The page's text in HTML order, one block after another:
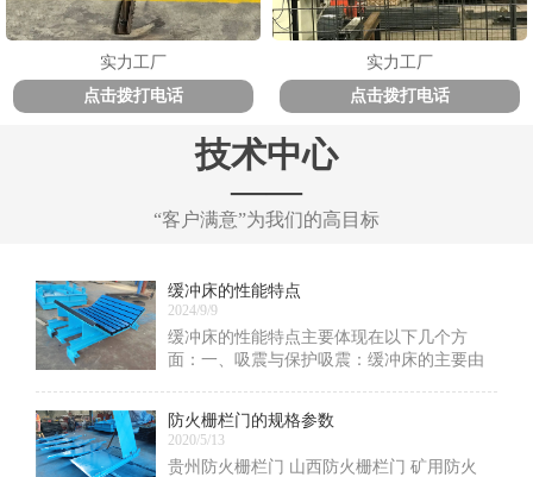
实力工厂
点击拨打电话
实力工厂
点击拨打电话
技术中心
——
“客户满意”为我们的高目标
缓冲床的性能特点
2024/9/9
缓冲床的性能特点主要体现在以下几个方
面：一、吸震与保护吸震：缓冲床的主要由
时，缓冲条能够通过物理弹性变形有效吸收
冲击力，显著
防火栅栏门的规格参数
2020/5/13
贵州防火栅栏门 山西防火栅栏门 矿用防火